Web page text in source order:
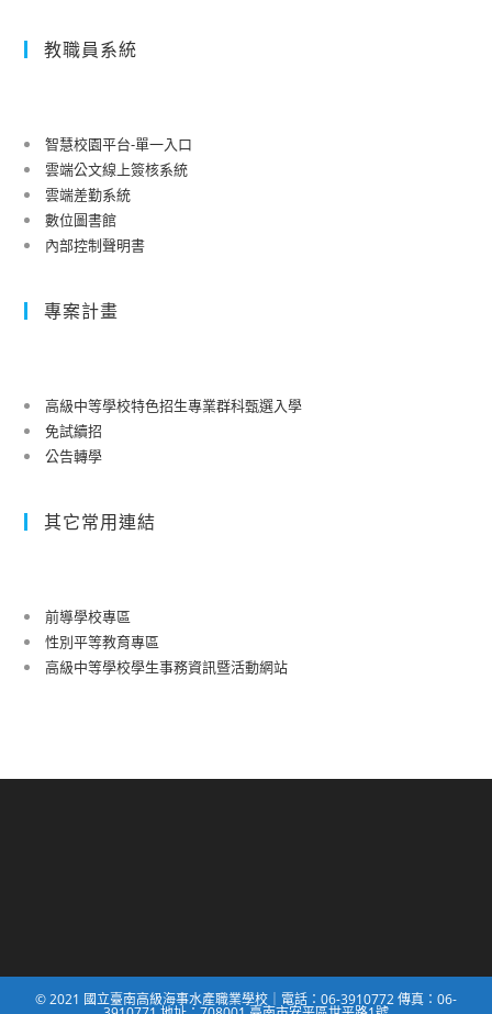
教職員系統
智慧校園平台-單一入口
雲端公文線上簽核系統
雲端差勤系統
數位圖書館
內部控制聲明書
專案計畫
高級中等學校特色招生專業群科甄選入學
免試續招
公告轉學
其它常用連結
前導學校專區
性別平等教育專區
高級中等學校學生事務資訊暨活動網站
© 2021 國立臺南高級海事水產職業學校｜電話：06-3910772 傳真：06-